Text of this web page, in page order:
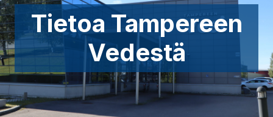
Tietoa Tampereen
Vedestä